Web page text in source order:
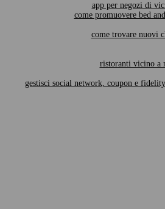
app per negozi di
come promuovere bed
come trovare nuovi
ristoranti vicino a
gestisci social network, coupon e